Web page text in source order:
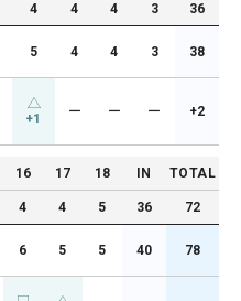
4 4 4 3 36
5 4 4 3 38
+1 ー ー ー +2
16 17 18 IN TOTAL
4 4 5 36 72
6 5 5 40 78